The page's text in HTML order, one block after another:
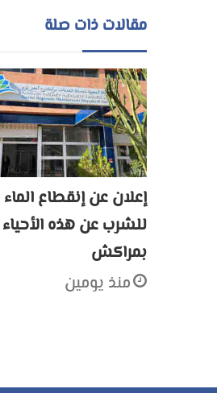
مقالات ذات صلة
إعلان عن إنقطاع الماء
للشرب عن هذه الأحياء
بمراكش
منذ يومين